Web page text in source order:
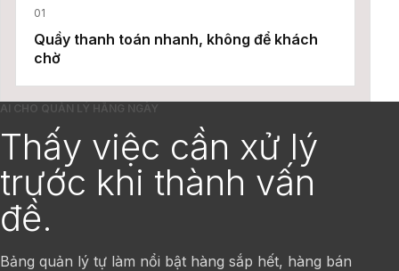
01
Quầy thanh toán nhanh, không để khách
chờ
AI CHO QUẢN LÝ HẰNG NGÀY
Thấy việc cần xử lý
trước khi thành vấn
đề.
Bảng quản lý tự làm nổi bật hàng sắp hết, hàng bán